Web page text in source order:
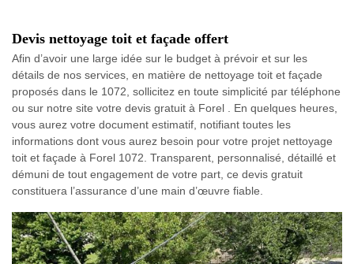
Devis nettoyage toit et façade offert
Afin d’avoir une large idée sur le budget à prévoir et sur les
détails de nos services, en matière de nettoyage toit et façade
proposés dans le 1072, sollicitez en toute simplicité par téléphone
ou sur notre site votre devis gratuit à Forel . En quelques heures,
vous aurez votre document estimatif, notifiant toutes les
informations dont vous aurez besoin pour votre projet nettoyage
toit et façade à Forel 1072. Transparent, personnalisé, détaillé et
démuni de tout engagement de votre part, ce devis gratuit
constituera l’assurance d’une main d’œuvre fiable.